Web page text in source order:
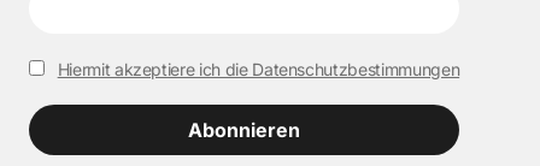
Hiermit akzeptiere ich die Datenschutzbestimmungen